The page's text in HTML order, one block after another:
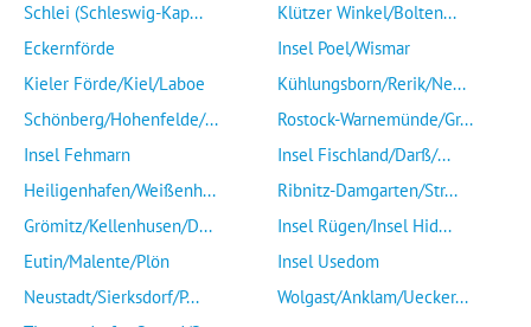
Schlei (Schleswig-Kap...
Eckernförde
Kieler Förde/Kiel/Laboe
Schönberg/Hohenfelde/...
Insel Fehmarn
Heiligenhafen/Weißenh...
Grömitz/Kellenhusen/D...
Eutin/Malente/Plön
Neustadt/Sierksdorf/P...
Klützer Winkel/Bolten...
Insel Poel/Wismar
Kühlungsborn/Rerik/Ne...
Rostock-Warnemünde/Gr...
Insel Fischland/Darß/...
Ribnitz-Damgarten/Str...
Insel Rügen/Insel Hid...
Insel Usedom
Wolgast/Anklam/Uecker...